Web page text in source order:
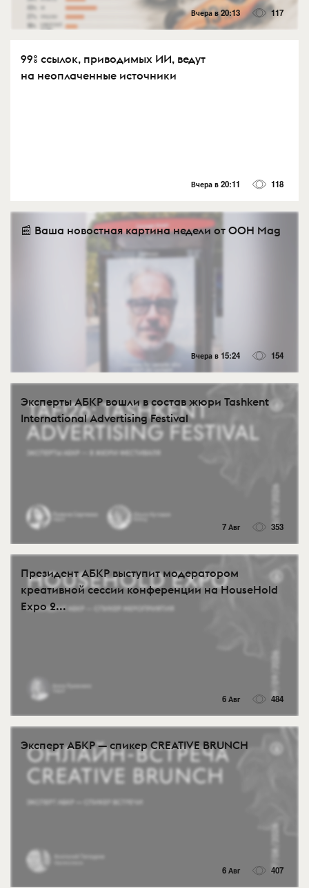
Вчера в 20:13 117
99% ссылок, приводимых ИИ, ведут
на неоплаченные источники
Вчера в 20:11 118
📰 Ваша новостная картина недели от OOH Mag
Вчера в 15:24 154
Эксперты АБКР вошли в состав жюри Tashkent
International Advertising Festival
7 Авг 353
Президент АБКР выступит модератором
креативной сессии конференции на HouseHold
Expo 2...
6 Авг 484
Эксперт АБКР — спикер CREATIVE BRUNCH
6 Авг 407